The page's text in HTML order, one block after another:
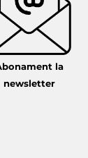
la
newsletter